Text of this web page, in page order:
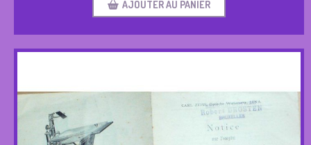
AJOUTER AU PANIER